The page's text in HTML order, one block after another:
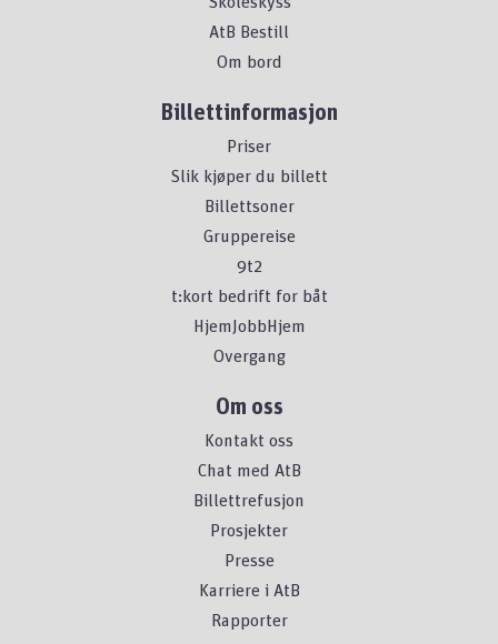
AtB Bestill
Om bord
Billettinformasjon
Priser
Slik kjøper du billett
Billettsoner
Gruppereise
9t2
t:kort bedrift for båt
HjemJobbHjem
Overgang
Om oss
Kontakt oss
Chat med AtB
Billettrefusjon
Prosjekter
Presse
Karriere i AtB
Rapporter